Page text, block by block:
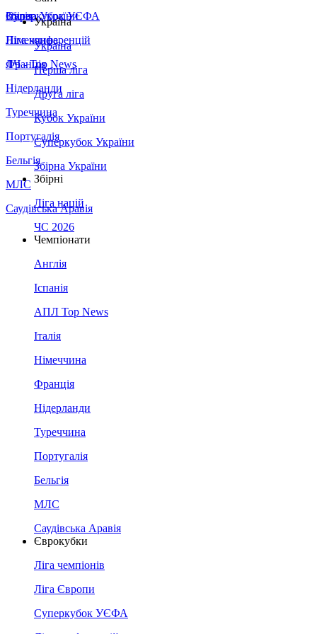
Збірна України
Італія
Німеччина
Франція
Нідерланди
Туреччина
Португалія
Бельгія
МЛС
Саудівська Аравія
Суперкубок УЄФА
Ліга конференцій
ЛЧ - Top News
Україна
Україна
Перша ліга
Друга ліга
Кубок України
Суперкубок України
Збірна України
Збірні
Ліга націй
ЧС 2026
Чемпіонати
Англія
Іспанія
АПЛ Top News
Італія
Німеччина
Франція
Нідерланди
Туреччина
Португалія
Бельгія
МЛС
Саудівська Аравія
Єврокубки
Ліга чемпіонів
Ліга Європи
Суперкубок УЄФА